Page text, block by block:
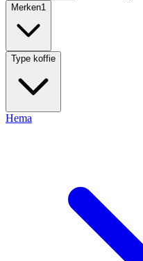
Merken1
Type koffie
Hema